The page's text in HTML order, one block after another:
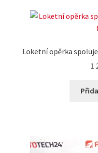
Loketní opěrka
1